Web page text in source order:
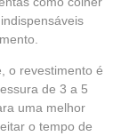
o revestimento é
de 3 a 5
uma melhor
o tempo de